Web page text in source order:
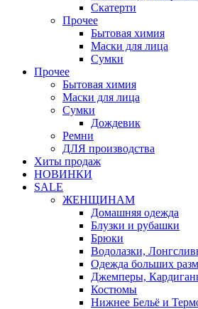
Скатерти
Прочее
Бытовая химия
Маски для лица
Сумки
Прочее
Бытовая химия
Маски для лица
Сумки
Дождевик
Ремни
ДЛЯ производства
Хиты продаж
НОВИНКИ
SALE
ЖЕНЩИНАМ
Домашняя одежда
Блузки и рубашки
Брюки
Водолазки,
Одежда больших
Джемперы,
Костюмы
Нижнее Бельё и